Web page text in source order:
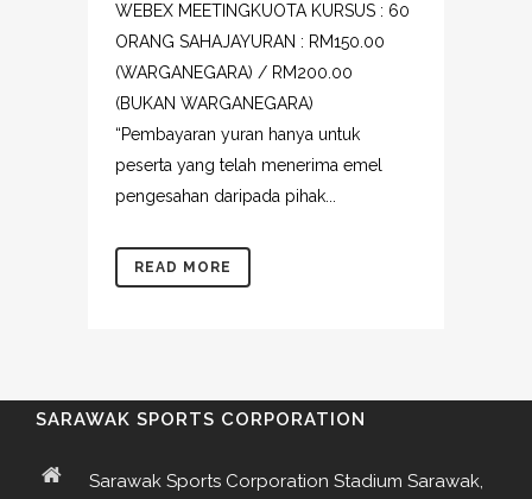
WEBEX MEETINGKUOTA KURSUS : 60
ORANG SAHAJAYURAN : RM150.00
(WARGANEGARA) / RM200.00
(BUKAN WARGANEGARA)
“Pembayaran yuran hanya untuk
peserta yang telah menerima emel
pengesahan daripada pihak...
READ MORE
SARAWAK SPORTS CORPORATION
Sarawak Sports Corporation Stadium Sarawak,